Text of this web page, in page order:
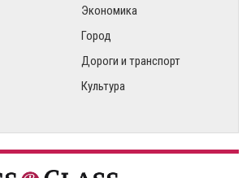
Экономика
Город
Дороги и транспорт
Культура